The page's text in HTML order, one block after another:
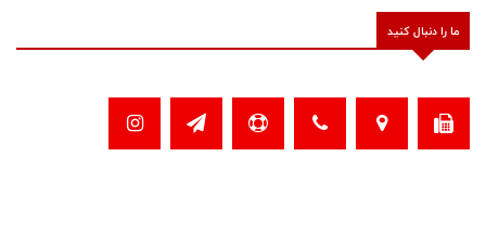
ما را دنبال کنید